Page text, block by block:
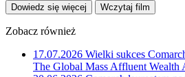
Dowiedz się więcej Wczytaj film
Zobacz również
17.07.2026 Wielki sukces
The Global Mass Affluent Wealth